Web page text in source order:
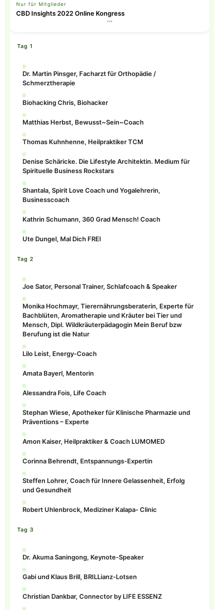
Nur für Mitglieder
CBD Insights 2022 Online Kongress
Tag 1
Dr. Martin Pinsger, Facharzt für Orthopädie /
Schmerztherapie
Biohacking Chris, Biohacker
Matthias Herbst, Bewusst~Sein~Coach
Thomas Kuhnhenne, Heilpraktiker TCM
Denise Schäricke. Die Lifestyle Architektin. Medium für
Spirituelle Business Rockstars
Shantala, Spirit Love Coach und Yogalehrerin,
Businesscoach
Kathrin Schumann, 360 Grad Mensch! Coach
Ute Dungel, Mal Dich FREI
Tag 2
Joe Sator, Personal Trainer, Schlafcoach & Speaker
Monika Hochmayr, Tierernährungsberaterin, Experte für
Bachblüten, Aromatherapie und Kräuter bei Tier und
Mensch, Dipl. Wildkräuterpädagogin Mein Beruf bzw
Berufung ist die Natur
Lilo Leist, Energy-Coach
Amata Bayerl, Mentorin
Alessandra Fois, Life Coach
Stephan Wiese, Apotheker für Klinische Pharmazie und
Präventions – Experte
Amon Kaiser, Heilpraktiker & Coach LUMOMED
Corinna Behrendt, Entspannungs-Expertin
Steffen Lohrer, Coach für Innere Gelassenheit, Erfolg
und Gesundheit
Robert Uhlenbrock, Mediziner Kalapa- Clinic
Tag 3
Dr. Akuma Saningong, Keynote-Speaker
Gabi und Klaus Brill, BRILLianz-Lotsen
Christian Dankbar, Connector by LIFE ESSENZ